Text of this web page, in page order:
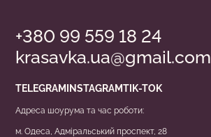
+380 99 559 18 24
krasavka.ua@gmail.com
TELEGRAM INSTAGRAMTIK-TOK
Адреса шоурума та час роботи:
м. Одеса, Адміральський проспект, 28